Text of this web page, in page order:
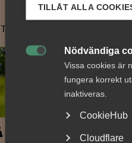
TILLÅT ALLA
Nödvändiga
Vissa cookies är
fungera korrekt
inaktiveras.
CookieHub
Cloudflare
AV DETTA?
Nyheter om